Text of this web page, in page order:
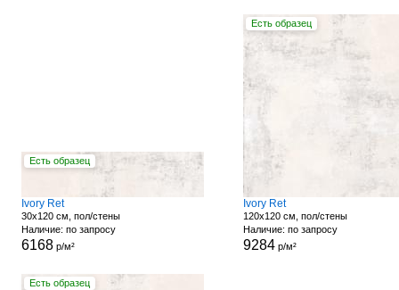
Есть образец
Ivory Ret
30x120 см, пол/стены
Наличие: по запросу
6168р/м²
Есть образец
Ivory Ret
120x120 см, пол/стены
Наличие: по запросу
9284р/м²
Есть образец